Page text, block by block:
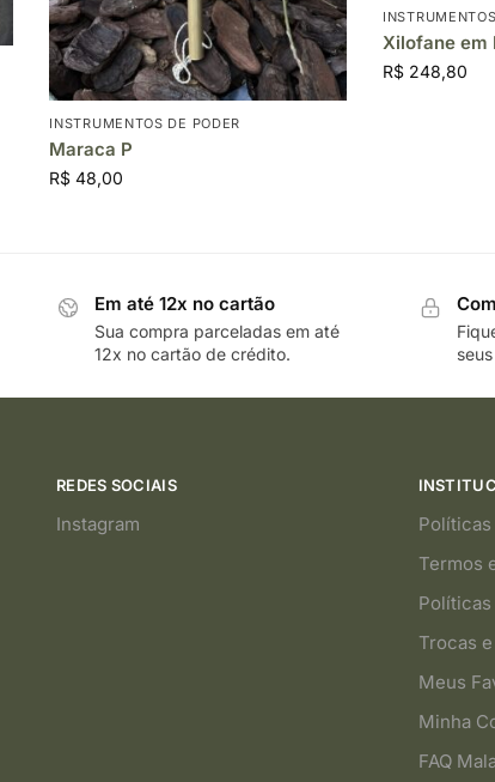
INSTRUMENTOS DE PODER
Maraca P
R$ 48,00
Xilofane em
R$ 248,80
Em até 12x no cartão
Sua compra parceladas em até
12x no cartão de crédito.
REDES SOCIAIS
Instagram
Políticas
Termos
Trocas
Meus
Minha
FAQ